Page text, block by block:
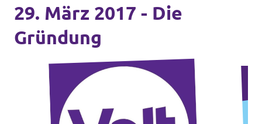
29. März 2017 - Die
Gründung